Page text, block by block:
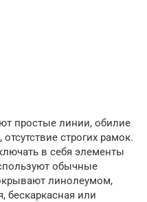
простые линии, обилие
строгих рамок.
в себя элементы
обычные
линолеумом,
бескаркасная или